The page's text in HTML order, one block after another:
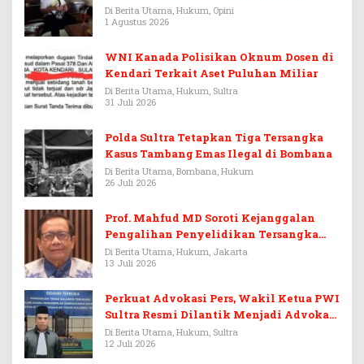
Warisan Menjadi Arena Pemerasan
Di Berita Utama, Hukum, Opini
1 Agustus 2026
WNI Kanada Polisikan Oknum Dosen di
Kendari Terkait Aset Puluhan Miliar
Di Berita Utama, Hukum, Sultra
31 Juli 2026
Polda Sultra Tetapkan Tiga Tersangka
Kasus Tambang Emas Ilegal di Bombana
Di Berita Utama, Bombana, Hukum
26 Juli 2026
Prof. Mahfud MD Soroti Kejanggalan
Pengalihan Penyelidikan Tersangka
Febrie Adriansyah
Di Berita Utama, Hukum, Jakarta
13 Juli 2026
Perkuat Advokasi Pers, Wakil Ketua PWI
Sultra Resmi Dilantik Menjadi Advokat
PERADI
Di Berita Utama, Hukum, Sultra
12 Juli 2026